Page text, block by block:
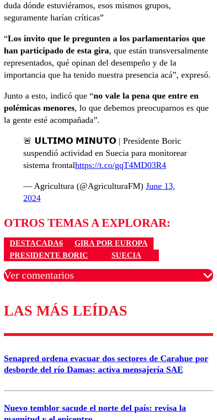
duda dónde estuviéramos, esos mismos grupos,
seguramente harían críticas”
“Los invito que le pregunten a los parlamentarios que
han participado de esta gira, que están transversalmente
representados, qué opinan del desempeño y de la
importancia que ha tenido nuestra presencia acá”, expresó.
Junto a esto, indicó que “no vale la pena que entre en
polémicas menores, lo que debemos preocuparnos es que
la gente esté acompañada”.
🚨 𝗨́𝗟𝗧𝗜𝗠𝗢 𝗠𝗜𝗡𝗨𝗧𝗢 | Presidente Boric
suspendió actividad en Suecia para monitorear
sistema frontalhttps://t.co/gqT4MD03R4
— Agricultura (@AgriculturaFM) June 13,
2024
OTROS TEMAS A EXPLORAR:
DESTACADA6
GIRA POR EUROPA
PRESIDENTE BORIC
SUECIA
Ver comentarios
Los comentarios son moderados para garantizar un
diálogo respetuoso.
Correo
LAS MÁS LEÍDAS
Senapred ordena evacuar dos sectores de Carahue por
desborde del río Damas: activa mensajería SAE
Nuevo temblor sacude el norte del país: revisa la